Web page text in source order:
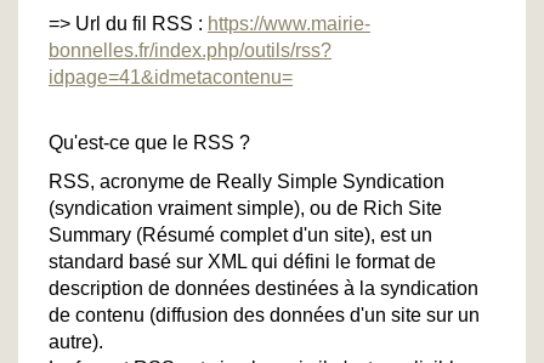
=> Url du fil RSS : https://www.mairie-
bonnelles.fr/index.php/outils/rss?
idpage=41&idmetacontenu=
Qu'est-ce que le RSS ?
RSS, acronyme de Really Simple Syndication
(syndication vraiment simple), ou de Rich Site
Summary (Résumé complet d'un site), est un
standard basé sur XML qui défini le format de
description de données destinées à la syndication
de contenu (diffusion des données d'un site sur un
autre).